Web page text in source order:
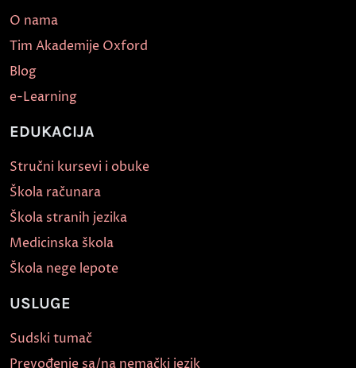
O nama
Tim Akademije Oxford
Blog
e-Learning
EDUKACIJA
Stručni kursevi i obuke
Škola računara
Škola stranih jezika
Medicinska škola
Škola nege lepote
USLUGE
Sudski tumač
Prevođenje sa/na nemački jezik